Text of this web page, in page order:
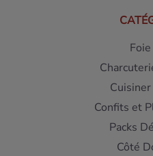
Confits et
Packs
Côté